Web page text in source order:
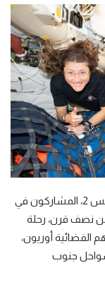
(رويترز) – بدأ رواد الفضاء الأربعة في مهمة أرتميس 2، المشاركون في
من نصف قرن، رحلة
الفضائية أوريون،
جنوب